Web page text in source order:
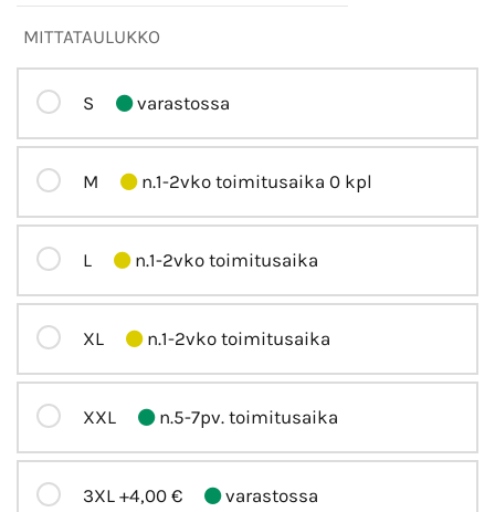
MITTATAULUKKO
S varastossa
M n.1-2vko toimitusaika 0 kpl
L n.1-2vko toimitusaika
XL n.1-2vko toimitusaika
XXL n.5-7pv. toimitusaika
3XL +4,00 € varastossa